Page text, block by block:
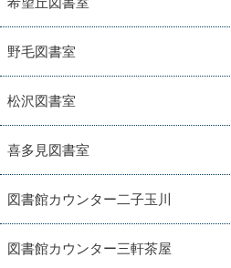
野毛図書室
松沢図書室
喜多見図書室
図書館カウンター二子玉川
図書館カウンター三軒茶屋